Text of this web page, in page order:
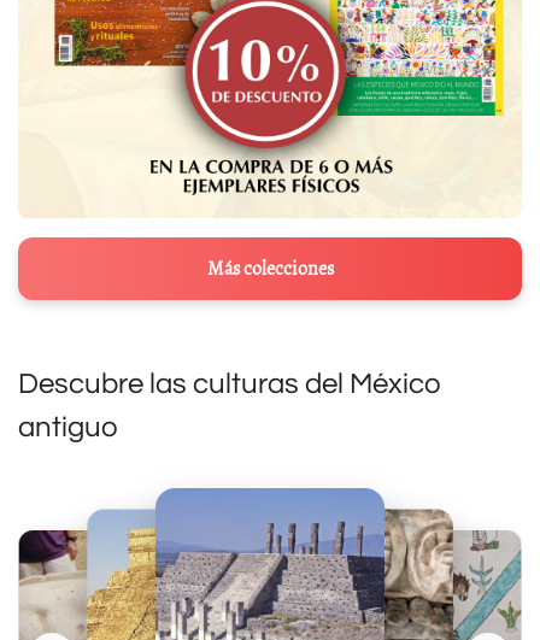
Más colecciones
Descubre las culturas del México
antiguo